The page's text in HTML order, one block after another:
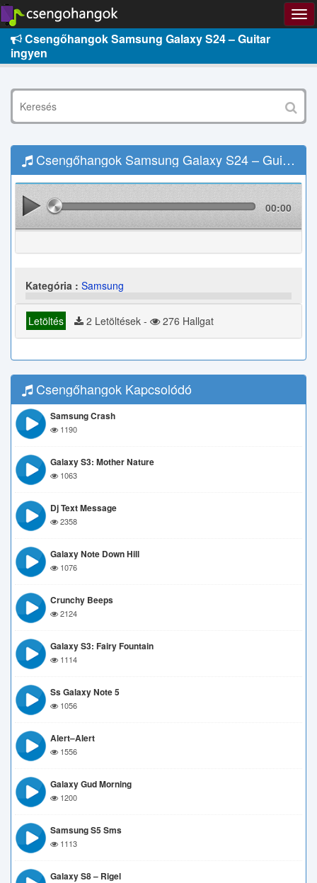
Csengőhangok Samsung Galaxy S24 – Guitar
ingyen
Csengőhangok Samsung Galaxy S24 – Guitar Letöltés
00:00
Kategória : Samsung
Letöltés 2 Letöltések - 276 Hallgat
Csengőhangok Kapcsolódó
Samsung Crash
1190
Galaxy S3: Mother Nature
1063
Dj Text Message
2358
Galaxy Note Down Hill
1076
Crunchy Beeps
2124
Galaxy S3: Fairy Fountain
1114
Ss Galaxy Note 5
1056
Alert–Alert
1556
Galaxy Gud Morning
1200
Samsung S5 Sms
1113
Galaxy S8 – Rigel